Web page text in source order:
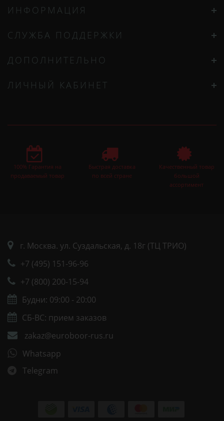
ИНФОРМАЦИЯ
СЛУЖБА ПОДДЕРЖКИ
ДОПОЛНИТЕЛЬНО
ЛИЧНЫЙ КАБИНЕТ
100% Гарантия на
продаваемый товар
Быстрая доставка
по всей стране
Качественный товар
большой
ассортимент
г. Москва. ул. Суздальская, д. 18г (ТЦ ТРИО)
+7 (495) 151-96-96
+7 (800) 200-15-94
Будни: 09:00 - 20:00
СБ-ВС: прием заказов
zakaz@euroboor-rus.ru
Whatsapp
Telegram